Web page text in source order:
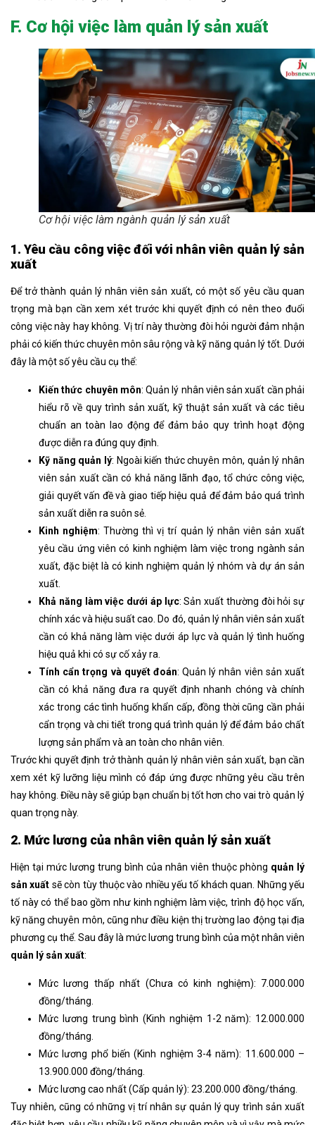
F. Cơ hội việc làm quản lý sản xuất
Cơ hội việc làm ngành quản lý sản xuất
1. Yêu cầu công việc đối với nhân viên quản lý sản
xuất
Để trở thành quản lý nhân viên sản xuất, có một số yêu cầu quan
trọng mà bạn cần xem xét trước khi quyết định có nên theo đuổi
công việc này hay không. Vị trí này thường đòi hỏi người đảm nhận
phải có kiến thức chuyên môn sâu rộng và kỹ năng quản lý tốt. Dưới
đây là một số yêu cầu cụ thể:
Kiến thức chuyên môn: Quản lý nhân viên sản xuất cần phải
hiểu rõ về quy trình sản xuất, kỹ thuật sản xuất và các tiêu
chuẩn an toàn lao động để đảm bảo quy trình hoạt động
được diễn ra đúng quy định.
Kỹ năng quản lý: Ngoài kiến thức chuyên môn, quản lý nhân
viên sản xuất cần có khả năng lãnh đạo, tổ chức công việc,
giải quyết vấn đề và giao tiếp hiệu quả để đảm bảo quá trình
sản xuất diễn ra suôn sẻ.
Kinh nghiệm: Thường thì vị trí quản lý nhân viên sản xuất
yêu cầu ứng viên có kinh nghiệm làm việc trong ngành sản
xuất, đặc biệt là có kinh nghiệm quản lý nhóm và dự án sản
xuất.
Khả năng làm việc dưới áp lực: Sản xuất thường đòi hỏi sự
chính xác và hiệu suất cao. Do đó, quản lý nhân viên sản xuất
cần có khả năng làm việc dưới áp lực và quản lý tình huống
hiệu quả khi có sự cố xảy ra.
Tính cẩn trọng và quyết đoán: Quản lý nhân viên sản xuất
cần có khả năng đưa ra quyết định nhanh chóng và chính
xác trong các tình huống khẩn cấp, đồng thời cũng cần phải
cẩn trọng và chi tiết trong quá trình quản lý để đảm bảo chất
lượng sản phẩm và an toàn cho nhân viên.
Trước khi quyết định trở thành quản lý nhân viên sản xuất, bạn cần
xem xét kỹ lưỡng liệu mình có đáp ứng được những yêu cầu trên
hay không. Điều này sẽ giúp bạn chuẩn bị tốt hơn cho vai trò quản lý
quan trọng này.
2. Mức lương của nhân viên quản lý sản xuất
Hiện tại mức lương trung bình của nhân viên thuộc phòng quản lý
sản xuất sẽ còn tùy thuộc vào nhiều yếu tố khách quan. Những yếu
tố này có thể bao gồm như kinh nghiệm làm việc, trình độ học vấn,
kỹ năng chuyên môn, cũng như điều kiện thị trường lao động tại địa
phương cụ thể. Sau đây là mức lương trung bình của một nhân viên
quản lý sản xuất:
Mức lương thấp nhất (Chưa có kinh nghiệm): 7.000.000
đồng/tháng.
Mức lương trung bình (Kinh nghiệm 1-2 năm): 12.000.000
đồng/tháng.
Mức lương phổ biến (Kinh nghiệm 3-4 năm): 11.600.000 –
13.900.000 đồng/tháng.
Mức lương cao nhất (Cấp quản lý): 23.200.000 đồng/tháng.
Tuy nhiên, cũng có những vị trí nhân sự quản lý quy trình sản xuất